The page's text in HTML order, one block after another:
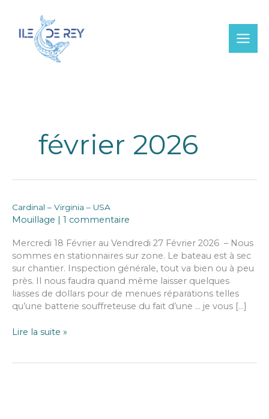
contenu
février 2026
Cardinal – Virginia – USA
Mouillage | 1 commentaire
Mercredi 18 Février au Vendredi 27 Février 2026 – Nous
sommes en stationnaires sur zone. Le bateau est à sec
sur chantier. Inspection générale, tout va bien ou à peu
près. Il nous faudra quand même laisser quelques
liasses de dollars pour de menues réparations telles
qu’une batterie souffreteuse du fait d’une … je vous […]
Cardinal
Lire la suite »